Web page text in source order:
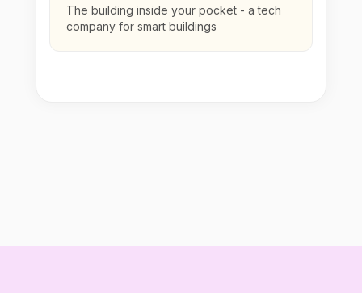
The building inside your pocket - a tech
company for smart buildings